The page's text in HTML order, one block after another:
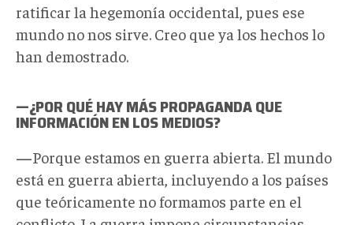
ratificar la hegemonía occidental, pues ese
mundo no nos sirve. Creo que ya los hechos lo
han demostrado.
—¿POR QUÉ HAY MÁS PROPAGANDA QUE
INFORMACIÓN EN LOS MEDIOS?
—Porque estamos en guerra abierta. El mundo
está en guerra abierta, incluyendo a los países
que teóricamente no formamos parte en el